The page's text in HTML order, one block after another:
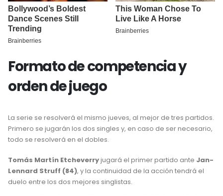
Formato de competencia y
orden de juego
La serie se resolverá el mismo jueves, al mejor de tres partidos.
Primero se jugarán los dos singles y, en caso de ser necesario,
todo se resolverá en el dobles.
Tomás Martín Etcheverryjugará el primer partido ante Jan-
Lennard Struff (84), y la continuidad de la acción tendrá el
duelo entre los dos mejores singlistas.